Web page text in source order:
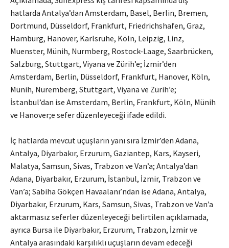
hatlarda Antalya’dan Amsterdam, Basel, Berlin, Bremen,
Dortmund, Düsseldorf, Frankfurt, Friedrichshafen, Graz,
Hamburg, Hanover, Karlsruhe, Köln, Leipzig, Linz,
Muenster, Münih, Nurmberg, Rostock-Laage, Saarbrücken,
Salzburg, Stuttgart, Viyana ve Zürih’e; İzmir’den
Amsterdam, Berlin, Düsseldorf, Frankfurt, Hanover, Köln,
Münih, Nuremberg, Stuttgart, Viyana ve Zürih’e;
İstanbul’dan ise Amsterdam, Berlin, Frankfurt, Köln, Münih
ve Hanover;e sefer düzenleyeceği ifade edildi.
İç hatlarda mevcut uçuşların yanı sıra İzmir’den Adana,
Antalya, Diyarbakır, Erzurum, Gaziantep, Kars, Kayseri,
Malatya, Samsun, Sivas, Trabzon ve Van’a; Antalya’dan
Adana, Diyarbakır, Erzurum, İstanbul, İzmir, Trabzon ve
Van’a; Sabiha Gökçen Havaalanı’ndan ise Adana, Antalya,
Diyarbakır, Erzurum, Kars, Samsun, Sivas, Trabzon ve Van’a
aktarmasız seferler düzenleyeceği belirtilen açıklamada,
ayrıca Bursa ile Diyarbakır, Erzurum, Trabzon, İzmir ve
Antalya arasındaki karşılıklı uçuşların devam edeceği